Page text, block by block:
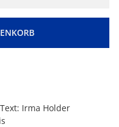
Irma Holder